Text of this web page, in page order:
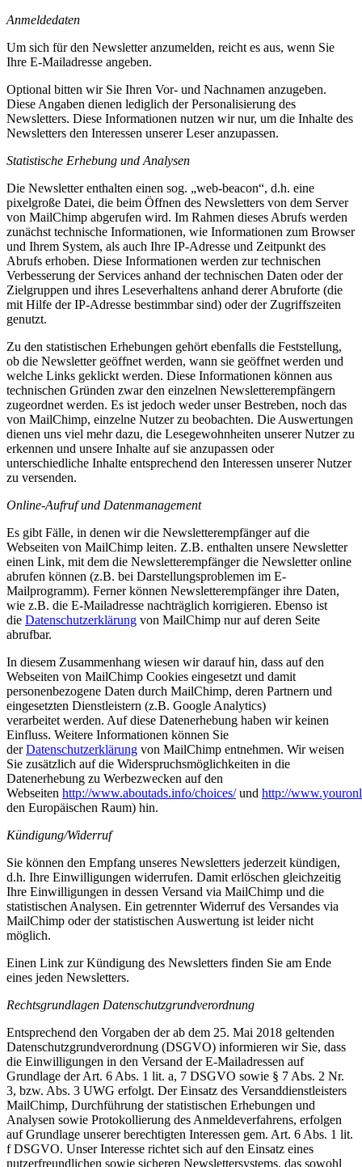
Anmeldedaten
Um sich für den Newsletter anzumelden, reicht es aus, wenn Sie
Ihre E-Mailadresse angeben.
Optional bitten wir Sie Ihren Vor- und Nachnamen anzugeben.
Diese Angaben dienen lediglich der Personalisierung des
Newsletters. Diese Informationen nutzen wir nur, um die Inhalte des
Newsletters den Interessen unserer Leser anzupassen.
Statistische Erhebung und Analysen
Die Newsletter enthalten einen sog. „web-beacon“, d.h. eine
pixelgroße Datei, die beim Öffnen des Newsletters von dem Server
von MailChimp abgerufen wird. Im Rahmen dieses Abrufs werden
zunächst technische Informationen, wie Informationen zum Browser
und Ihrem System, als auch Ihre IP-Adresse und Zeitpunkt des
Abrufs erhoben. Diese Informationen werden zur technischen
Verbesserung der Services anhand der technischen Daten oder der
Zielgruppen und ihres Leseverhaltens anhand derer Abruforte (die
mit Hilfe der IP-Adresse bestimmbar sind) oder der Zugriffszeiten
genutzt.
Zu den statistischen Erhebungen gehört ebenfalls die Feststellung,
ob die Newsletter geöffnet werden, wann sie geöffnet werden und
welche Links geklickt werden. Diese Informationen können aus
technischen Gründen zwar den einzelnen Newsletterempfängern
zugeordnet werden. Es ist jedoch weder unser Bestreben, noch das
von MailChimp, einzelne Nutzer zu beobachten. Die Auswertungen
dienen uns viel mehr dazu, die Lesegewohnheiten unserer Nutzer zu
erkennen und unsere Inhalte auf sie anzupassen oder
unterschiedliche Inhalte entsprechend den Interessen unserer Nutzer
zu versenden.
Online-Aufruf und Datenmanagement
Es gibt Fälle, in denen wir die Newsletterempfänger auf die
Webseiten von MailChimp leiten. Z.B. enthalten unsere Newsletter
einen Link, mit dem die Newsletterempfänger die Newsletter online
abrufen können (z.B. bei Darstellungsproblemen im E-
Mailprogramm). Ferner können Newsletterempfänger ihre Daten,
wie z.B. die E-Mailadresse nachträglich korrigieren. Ebenso ist
die Datenschutzerklärung von MailChimp nur auf deren Seite
abrufbar.
In diesem Zusammenhang wiesen wir darauf hin, dass auf den
Webseiten von MailChimp Cookies eingesetzt und damit
personenbezogene Daten durch MailChimp, deren Partnern und
eingesetzten Dienstleistern (z.B. Google Analytics)
verarbeitet werden. Auf diese Datenerhebung haben wir keinen
Einfluss. Weitere Informationen können Sie
derDatenschutzerklärung von MailChimp entnehmen. Wir weisen
Sie zusätzlich auf die Widerspruchsmöglichkeiten in die
Datenerhebung zu Werbezwecken auf den
Webseiten http://www.aboutads.info/choices/und http://
den Europäischen Raum) hin.
Kündigung/Widerruf
Sie können den Empfang unseres Newsletters jederzeit kündigen,
d.h. Ihre Einwilligungen widerrufen. Damit erlöschen gleichzeitig
Ihre Einwilligungen in dessen Versand via MailChimp und die
statistischen Analysen. Ein getrennter Widerruf des Versandes via
MailChimp oder der statistischen Auswertung ist leider nicht
möglich.
Einen Link zur Kündigung des Newsletters finden Sie am Ende
eines jeden Newsletters.
Rechtsgrundlagen Datenschutzgrundverordnung
Entsprechend den Vorgaben der ab dem 25. Mai 2018 geltenden
Datenschutzgrundverordnung (DSGVO) informieren wir Sie, dass
die Einwilligungen in den Versand der E-Mailadressen auf
Grundlage der Art. 6 Abs. 1 lit. a, 7 DSGVO sowie § 7 Abs. 2 Nr.
3, bzw. Abs. 3 UWG erfolgt. Der Einsatz des Versanddienstleisters
MailChimp, Durchführung der statistischen Erhebungen und
Analysen sowie Protokollierung des Anmeldeverfahrens, erfolgen
auf Grundlage unserer berechtigten Interessen gem. Art. 6 Abs. 1 lit.
f DSGVO. Unser Interesse richtet sich auf den Einsatz eines
nutzerfreundlichen sowie sicheren Newslettersystems, das sowohl